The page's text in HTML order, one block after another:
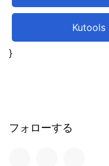
Kutools
}
フォローする